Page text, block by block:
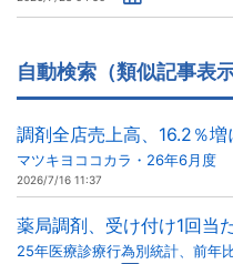
自動検索（類似記事表示
調剤全店売上高、16.2％増
マツキヨココカラ・26年6月度
2026/7/16 11:37
薬局調剤、受け付け1回当
25年医療診療行為別統計、前年